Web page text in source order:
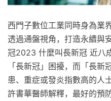
西門子數位工業同時身為業
透過通盤視角，打造永續與
冠2023 什麼叫長新冠 近八
「長新冠」困擾，而「長
患、重症或發炎指數高的人
許書華醫師解釋，最好的預